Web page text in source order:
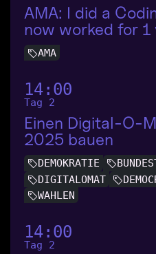
AMA: I did a
now worked for 1
AMA
14:00
Tag 2
Einen Digital-O-
2025 bauen
DEMOKRATIE
DIGITALOMAT
WAHLEN
14:00
Tag 2